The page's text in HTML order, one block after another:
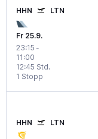
HHN LTN
Fr 25.9.
23:15 -
11:00
1 Stopp
12:45 Std.
HHN LTN